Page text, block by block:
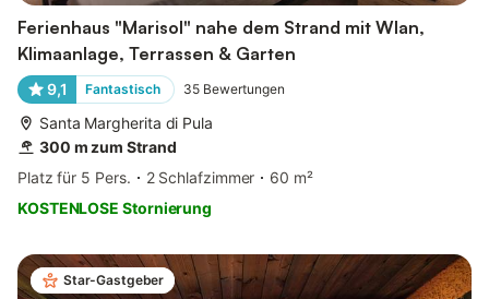
Ferienhaus "Marisol" nahe dem Strand mit Wlan,
Klimaanlage, Terrassen & Garten
9,1 Fantastisch 35 Bewertungen
Santa Margherita di Pula
300 m zum Strand
Platz für 5 Pers.
2 Schlafzimmer
60 m²
KOSTENLOSE Stornierung
Star-Gastgeber